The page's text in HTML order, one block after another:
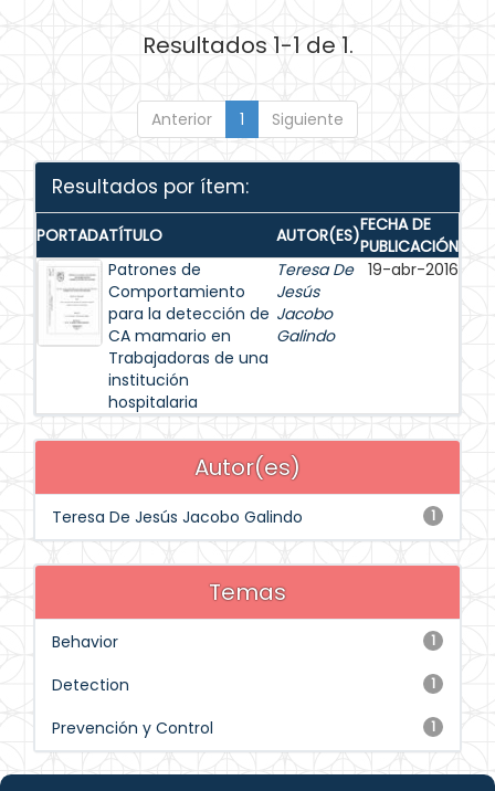
Resultados 1-1 de 1.
Anterior 1 Siguiente
Resultados por ítem:
PORTADATÍTULO AUTOR(ES)FECHA DE
PUBLICACIÓN
Patrones de
Comportamiento
para la detección de
CA mamario en
Trabajadoras de una
institución
hospitalaria
Teresa De
Jesús
Jacobo
Galindo
19-abr-2016
Autor(es)
1
Teresa De Jesús Jacobo Galindo
Temas
1
Behavior
1
Detection
1
Prevención y Control